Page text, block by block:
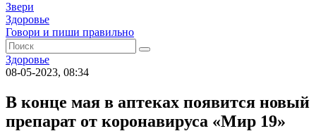
Звери
Здоровье
Говори и пиши правильно
Здоровье
08-05-2023, 08:34
В конце мая в аптеках появится новый
препарат от коронавируса «Мир 19»